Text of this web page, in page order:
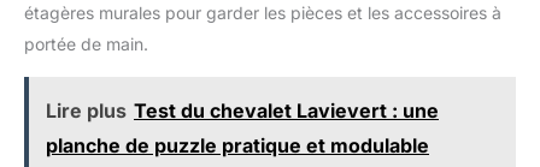
étagères murales pour garder les pièces et les accessoires à
portée de main.
Lire plus Test du chevalet Lavievert : une
planche de puzzle pratique et modulable